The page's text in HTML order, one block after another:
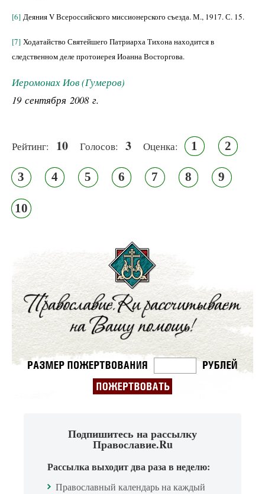
[6] Деяния V Всероссийского миссионерского съезда. М., 1917. С. 15.
[7] Ходатайство Святейшего Патриарха Тихона находится в
следственном деле протоиерея Иоанна Восторгова.
Иеромонах Иов (Гумеров)
19 сентября 2008 г.
Рейтинг: 10 Голосов: 3 Оценка: 1 2
3 4 5 6 7 8 9
10
Подпишитесь на рассылку
Православие.Ru
Рассылка выходит два раза в неделю:
Православный календарь на каждый